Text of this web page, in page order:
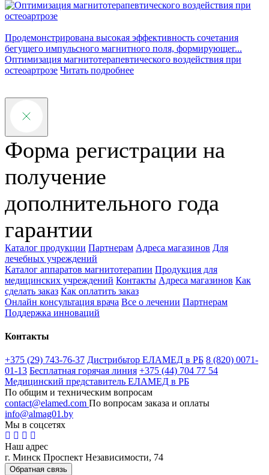
Продемонстрирована высокая эффективность сочетания
бегущего импульсного магнитного поля, формирующег...
Оптимизация магнитотерапевтического воздействия при
остеоартрозе Читать подробнее
Форма регистрации на
получение
дополнительного года
гарантии
Каталог продукции Партнерам Адреса магазинов Для
лечебных учреждений
Каталог аппаратов магнитотерапии Продукция для
медицинских учреждений Контакты Адреса магазинов Как
сделать заказ Как оплатить заказ
Онлайн консультация врача Все о лечении Партнерам
Поддержка инноваций
Контакты
+375 (29) 743-76-37 Дистрибьтор ЕЛАМЕД в РБ 8 (820) 0071-
01-13 Бесплатная горячая линия +375 (44) 704 77 54
Медицинский представитель ЕЛАМЕД в РБ
По общим и техническим вопросам
contact@elamed.com По вопросам заказа и оплаты
info@almag01.by
Мы в соцсетях
Наш адрес
г. Минск Проспект Независимости, 74
Обратная связь